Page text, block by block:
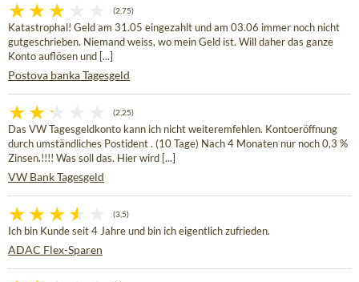
(2,75)
Katastrophal! Geld am 31.05 eingezahlt und am 03.06 immer noch nicht
gutgeschrieben. Niemand weiss, wo mein Geld ist. Will daher das ganze
Konto auflösen und [...]
Postova banka Tagesgeld
(2,25)
Das VW Tagesgeldkonto kann ich nicht weiteremfehlen. Kontoeröffnung
durch umständliches Postident . (10 Tage) Nach 4 Monaten nur noch 0,3 %
Zinsen.!!!! Was soll das. Hier wird [...]
VW Bank Tagesgeld
(3,5)
Ich bin Kunde seit 4 Jahre und bin ich eigentlich zufrieden.
ADAC Flex-Sparen